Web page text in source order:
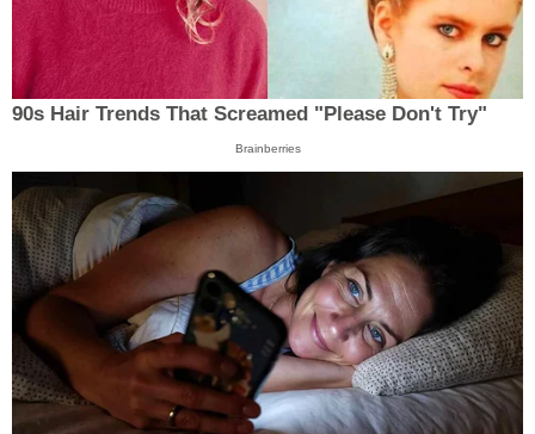
90s Hair Trends That Screamed "Please Don't Try"
Brainberries